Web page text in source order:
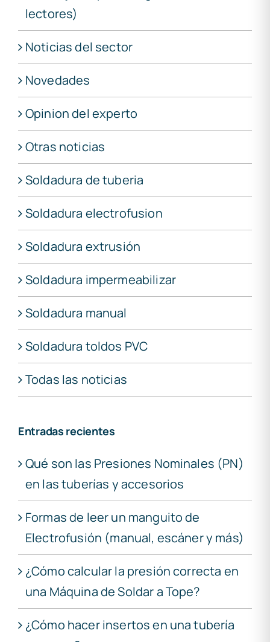
lectores)
Noticias del sector
Novedades
Opinion del experto
Otras noticias
Soldadura de tuberia
Soldadura electrofusion
Soldadura extrusión
Soldadura impermeabilizar
Soldadura manual
Soldadura toldos PVC
Todas las noticias
Entradas recientes
Qué son las Presiones Nominales (PN)
en las tuberías y accesorios
Formas de leer un manguito de
Electrofusión (manual, escáner y más)
¿Cómo calcular la presión correcta en
una Máquina de Soldar a Tope?
¿Cómo hacer insertos en una tubería